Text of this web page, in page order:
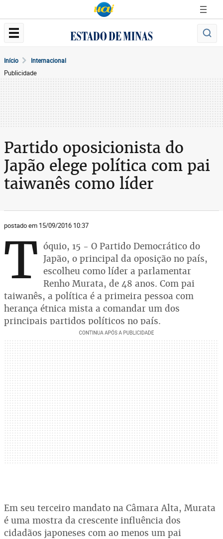
Início Internacional
Publicidade
Partido oposicionista do
Japão elege política com pai
taiwanês como líder
postado em 15/09/2016 10:37
T óquio, 15 - O Partido Democrático do
Japão, o principal da oposição no país,
escolheu como líder a parlamentar
Renho Murata, de 48 anos. Com pai
taiwanês, a política é a primeira pessoa com
herança étnica mista a comandar um dos
principais partidos políticos no país.
Em seu terceiro mandato na Câmara Alta, Murata
é uma mostra da crescente influência dos
cidadãos japoneses com ao menos um pai